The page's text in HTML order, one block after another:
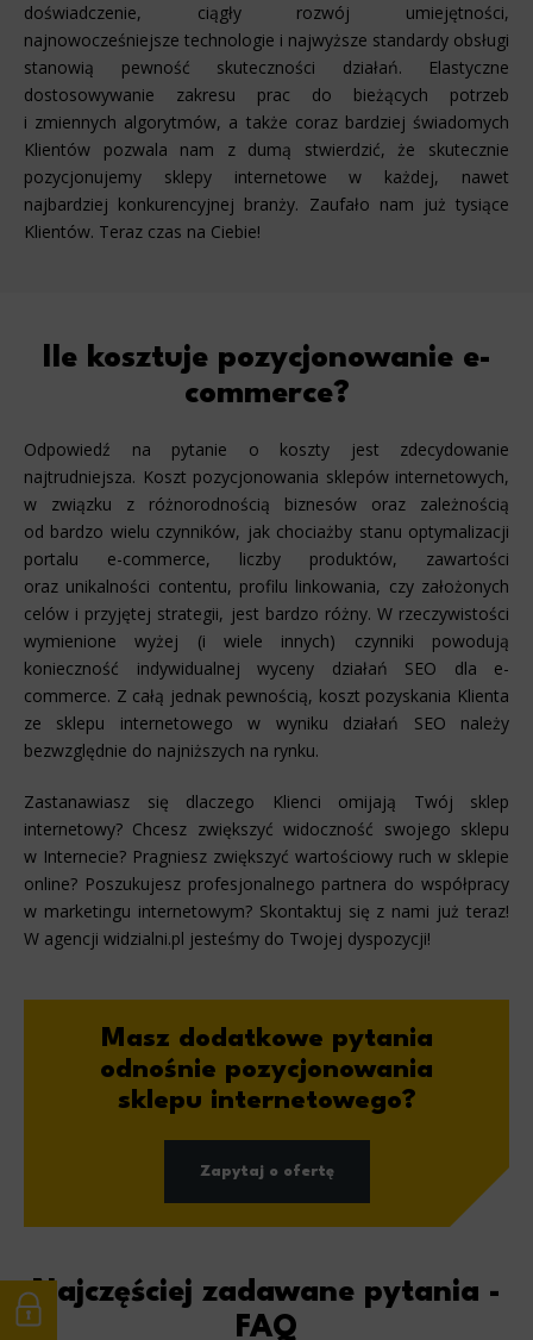
doświadczenie, ciągły rozwój umiejętności,
najnowocześniejsze technologie i najwyższe standardy obsługi
stanowią pewność skuteczności działań. Elastyczne
dostosowywanie zakresu prac do bieżących potrzeb
i zmiennych algorytmów, a także coraz bardziej świadomych
Klientów pozwala nam z dumą stwierdzić, że skutecznie
pozycjonujemy sklepy internetowe w każdej, nawet
najbardziej konkurencyjnej branży. Zaufało nam już tysiące
Klientów. Teraz czas na Ciebie!
Ile kosztuje pozycjonowanie e-
commerce?
Odpowiedź na pytanie o koszty jest zdecydowanie
najtrudniejsza. Koszt pozycjonowania sklepów internetowych,
w związku z różnorodnością biznesów oraz zależnością
od bardzo wielu czynników, jak chociażby stanu optymalizacji
portalu e-commerce, liczby produktów, zawartości
oraz unikalności contentu, profilu linkowania, czy założonych
celów i przyjętej strategii, jest bardzo różny. W rzeczywistości
wymienione wyżej (i wiele innych) czynniki powodują
konieczność indywidualnej wyceny działań SEO dla e-
commerce. Z całą jednak pewnością, koszt pozyskania Klienta
ze sklepu internetowego w wyniku działań SEO należy
bezwzględnie do najniższych na rynku.
Zastanawiasz się dlaczego Klienci omijają Twój sklep
internetowy? Chcesz zwiększyć widoczność swojego sklepu
w Internecie? Pragniesz zwiększyć wartościowy ruch w sklepie
online? Poszukujesz profesjonalnego partnera do współpracy
w marketingu internetowym? Skontaktuj się z nami już teraz!
W agencji widzialni.pl jesteśmy do Twojej dyspozycji!
Masz dodatkowe pytania
odnośnie pozycjonowania
sklepu internetowego?
Zapytaj o ofertę
Najczęściej zadawane pytania -
FAQ